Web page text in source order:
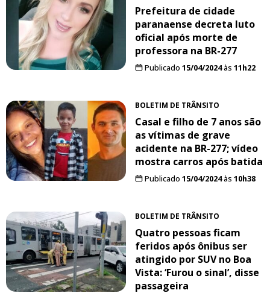
Prefeitura de cidade
paranaense decreta luto
oficial após morte de
professora na BR-277
Publicado 15/04/2024às 11h22
BOLETIM DE TRÂNSITO
Casal e filho de 7 anos são
as vítimas de grave
acidente na BR-277; vídeo
mostra carros após batida
Publicado 15/04/2024às 10h38
BOLETIM DE TRÂNSITO
Quatro pessoas ficam
feridos após ônibus ser
atingido por SUV no Boa
Vista: ‘Furou o sinal’, disse
passageira